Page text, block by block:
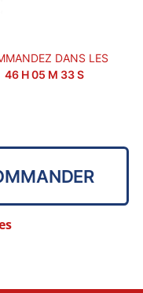
DANS LES
46H05 M 32S